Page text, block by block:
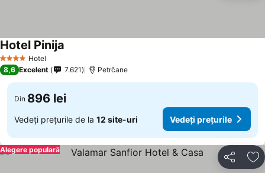
4 Stele Hotel
Hotel Pinija
8,6 Excelent 7.621 Petrčane
Din 896 lei
Vedeți prețurile de la 12 site-uri Vedeți prețurile
Distribuiți
Alegere populară